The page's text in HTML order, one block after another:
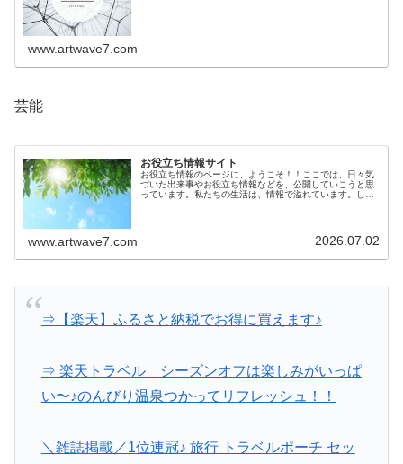
www.artwave7.com
芸能
お役立ち情報サイト
お役立ち情報のページに、ようこそ！！ここでは、日々気
づいた出来事やお役立ち情報などを、公開していこうと思
っています。私たちの生活は、情報で溢れています。しか
www.artwave7.com 2026.07.02
⇒【楽天】ふるさと納税でお得に買えます♪
⇒ 楽天トラベル シーズンオフは楽しみがいっぱ
い〜♪のんびり温泉つかってリフレッシュ！！
＼雑誌掲載／1位連冠♪ 旅行 トラベルポーチ セッ